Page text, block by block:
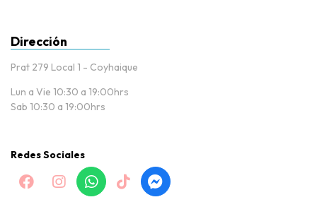
Dirección
Prat 279 Local 1 - Coyhaique
Lun a Vie 10:30 a 19:00hrs
Sab 10:30 a 19:00hrs
Redes Sociales